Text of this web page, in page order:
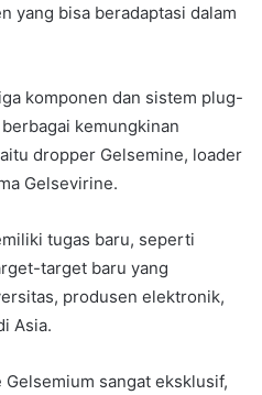
yang bisa beradaptasi dalam
komponen dan sistem plug-
kemungkinan
dropper Gelsemine, loader
Gelsevirine.
tugas baru, seperti
target baru yang
produsen elektronik,
Asia.
sangat eksklusif,